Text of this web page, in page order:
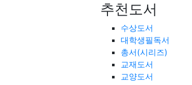
추천도서
수상도서
대학생필독서
총서(시리즈)
교재도서
교양도서